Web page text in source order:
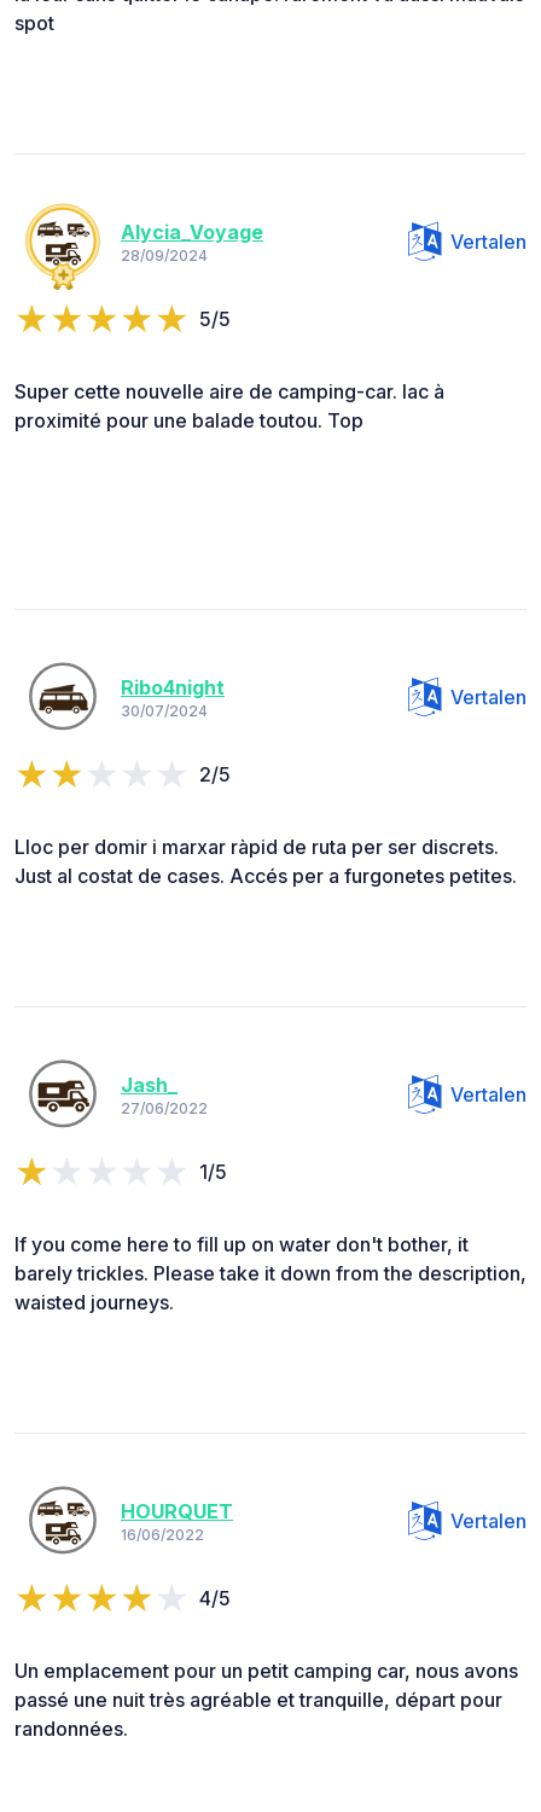
spot
Alycia_Voyage
28/09/2024
Vertalen
5/5
Super cette nouvelle aire de camping-car. lac à
proximité pour une balade toutou. Top
Ribo4night
30/07/2024
Vertalen
2/5
Lloc per domir i marxar ràpid de ruta per ser discrets.
Just al costat de cases. Accés per a furgonetes petites.
Jash_
27/06/2022
Vertalen
1/5
If you come here to fill up on water don't bother, it
barely trickles. Please take it down from the description,
waisted journeys.
HOURQUET
16/06/2022
Vertalen
4/5
Un emplacement pour un petit camping car, nous avons
passé une nuit très agréable et tranquille, départ pour
randonnées.